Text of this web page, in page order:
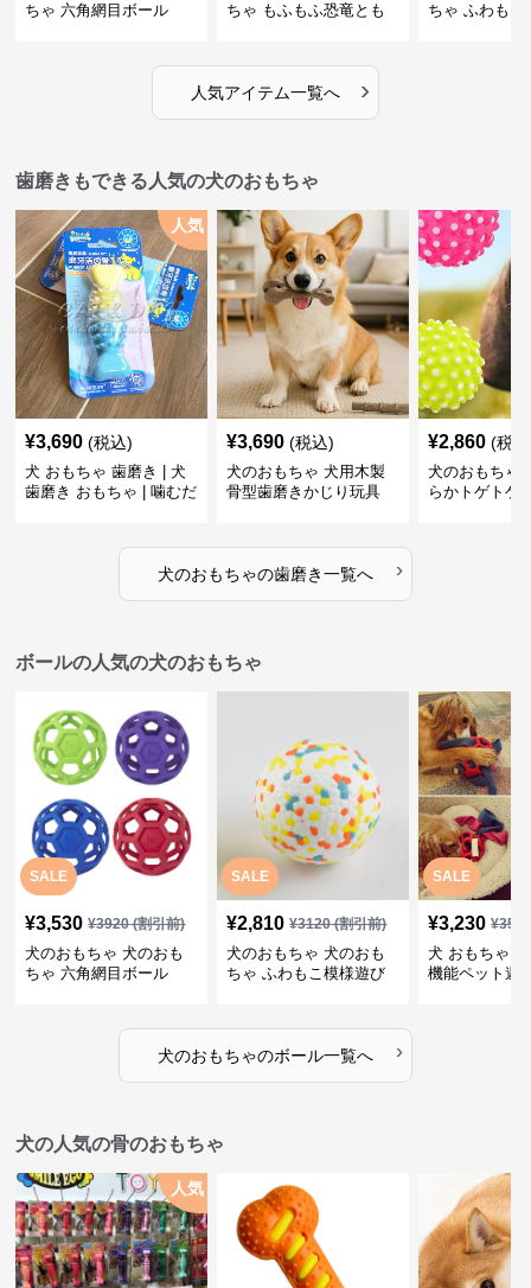
ちゃ 六角網目ボール
ちゃ もふもふ恐竜とも
ちゃ ふわもこ
人気アイテム一覧へ ›
歯磨きもできる人気の犬のおもちゃ
人気
¥3,690 (税込)
犬 おもちゃ 歯磨き | 犬
歯磨き おもちゃ | 噛むだ
¥3,690 (税込)
犬のおもちゃ 犬用木製
骨型歯磨きかじり玩具
¥2,860 (税
犬のおもちゃ
らかトゲトゲ
犬のおもちゃの歯磨き一覧へ ›
ボールの人気の犬のおもちゃ
SALE
¥3,530 ¥3920(割引前)
犬のおもちゃ 犬のおも
ちゃ 六角網目ボール
SALE
¥2,810 ¥3120(割引前)
犬のおもちゃ 犬のおも
ちゃ ふわもこ模様遊び
SALE
¥3,230 ¥
犬 おもちゃ
機能ペット遊
犬のおもちゃのボール一覧へ ›
犬の人気の骨のおもちゃ
人気